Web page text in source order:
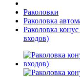
Раколовки
Раколовка
Раколовка
входов)